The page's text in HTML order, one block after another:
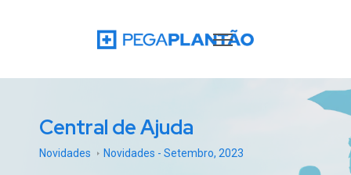
Central de Ajuda
Novidades Novidades - Setembro, 2023